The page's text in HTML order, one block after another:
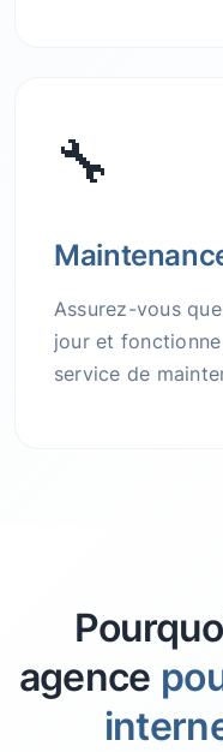
🔧
Assurez-vous
jour et
service de
agence